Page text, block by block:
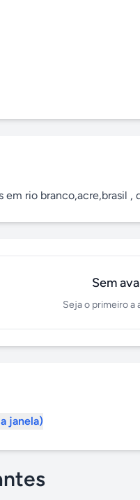
em rio branco,acre,brasil
Sem
Seja o primeiro a
janela)